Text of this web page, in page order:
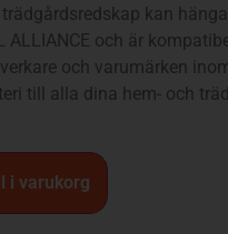
kan
ALLIANCE och är
och varumärken
till alla dina hem- och
i varukorg